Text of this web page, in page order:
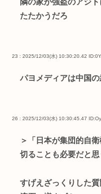
隣の家が強盗のアジ
たたかうだろ
23 : 2025/12/03(水) 10:30:20.42
パヨメディアは中国
26 : 2025/12/03(水) 10:30:45.47
＞「日本が集団的自
切ることも必要だと
すげえざっくりした